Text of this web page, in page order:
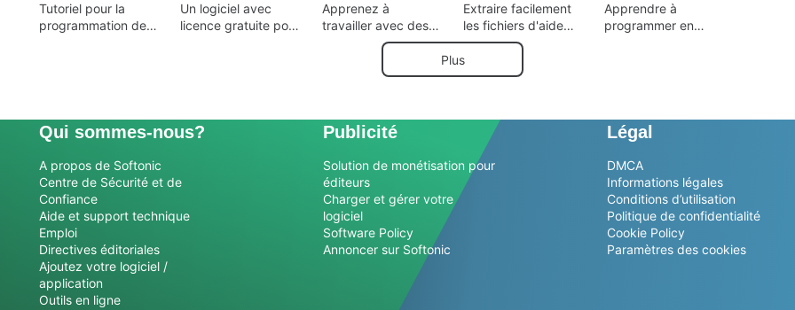
Tutoriel pour la
programmation de
Un logiciel avec
licence gratuite pour
Apprenez à
travailler avec des
bases de données
Extraire facilement
les fichiers d'aide
CHM
Apprendre à
programmer en
Plus
Qui sommes-nous?
A propos de Softonic
Centre de Sécurité et de
Confiance
Aide et support technique
Emploi
Directives éditoriales
Ajoutez votre logiciel /
application
Outils en ligne
Publicité
Solution de monétisation pour
éditeurs
Charger et gérer votre
logiciel
Software Policy
Annoncer sur Softonic
Légal
DMCA
Informations légales
Conditions d’utilisation
Politique de confidentialité
Cookie Policy
Paramètres des cookies